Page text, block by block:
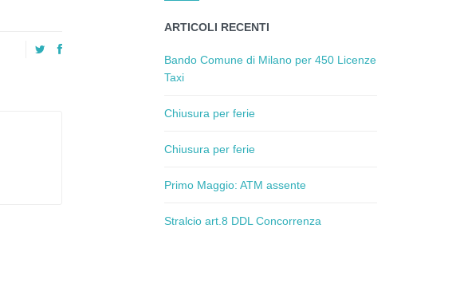
ARTICOLI RECENTI
Bando Comune di Milano per 450 Licenze
Taxi
Chiusura per ferie
Chiusura per ferie
Primo Maggio: ATM assente
Stralcio art.8 DDL Concorrenza